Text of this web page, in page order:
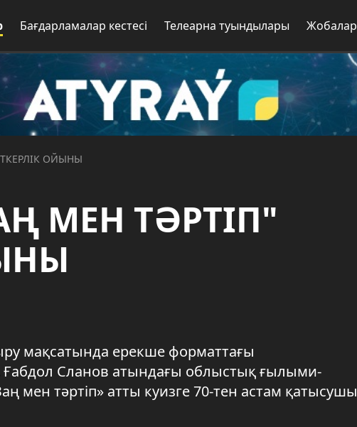
Бағдарламалар кестесі Телеарна туындылары Жобалар
ОЙЫНЫ
МЕН ТӘРТІП"
мақсатында ерекше форматтағы
Сланов атындағы облыстық ғылыми-
мен тәртіп» атты куизге 70-тен астам қатысушы